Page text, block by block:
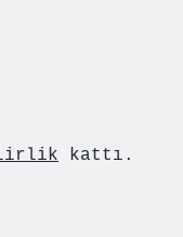
kattı.